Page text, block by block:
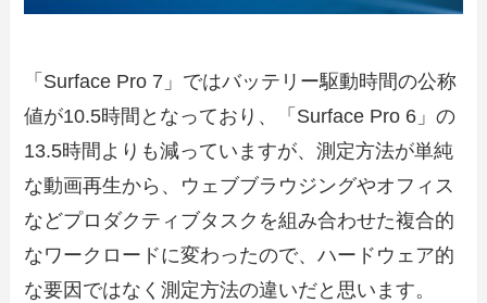
「Surface Pro 7」ではバッテリー駆動時間の公称
値が10.5時間となっており、「Surface Pro 6」の
13.5時間よりも減っていますが、測定方法が単純
な動画再生から、ウェブブラウジングやオフィス
などプロダクティブタスクを組み合わせた複合的
なワークロードに変わったので、ハードウェア的
な要因ではなく測定方法の違いだと思います。